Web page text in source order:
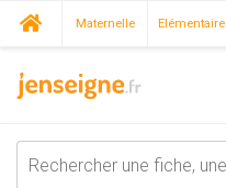
Maternelle Elémentaire